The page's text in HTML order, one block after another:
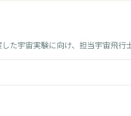
宇宙実験に向け、担当宇宙飛行